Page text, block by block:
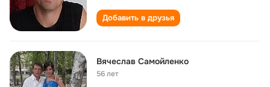
Добавить в друзья
Вячеслав Самойленко
56 лет